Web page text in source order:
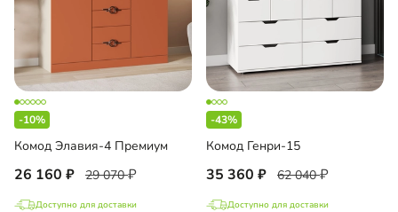
-10%
Комод Элавия-4 Премиум
26 160 29 070
Доступно для доставки
-43%
Комод Генри-15
35 360 62 040
Доступно для доставки